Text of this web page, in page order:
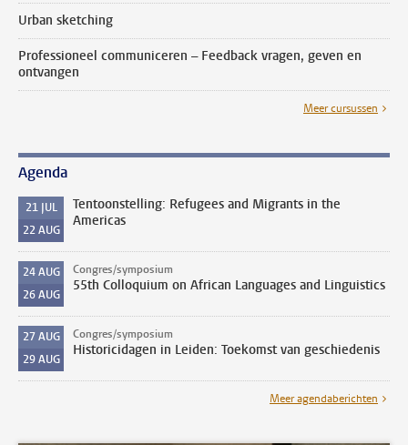
Urban sketching
Professioneel communiceren – Feedback vragen, geven en
ontvangen
Meer cursussen
Agenda
21 JUL
22AUG
Tentoonstelling: Refugees and Migrants in the
Americas
24AUG
26AUG
Congres/symposium
55th Colloquium on African Languages and Linguistics
27AUG
29AUG
Congres/symposium
Historicidagen in Leiden: Toekomst van geschiedenis
Meer agendaberichten